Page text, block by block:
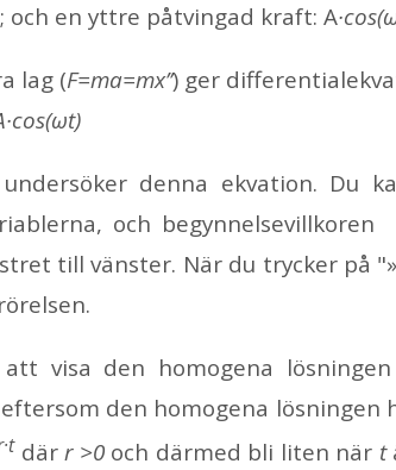
; och en ytt­re på­tving­ad kraft: A
lag (F=ma=mx’’) ger
den­na ek­va­tion. Du
och be­gyn­nel­se­vill­ko­ren
till väns­ter. När du tryc­ker på
visa den ho­mo­ge­na
ef­tersom den ho­mo­ge­na
därr >0och där­med bli li­ten när t